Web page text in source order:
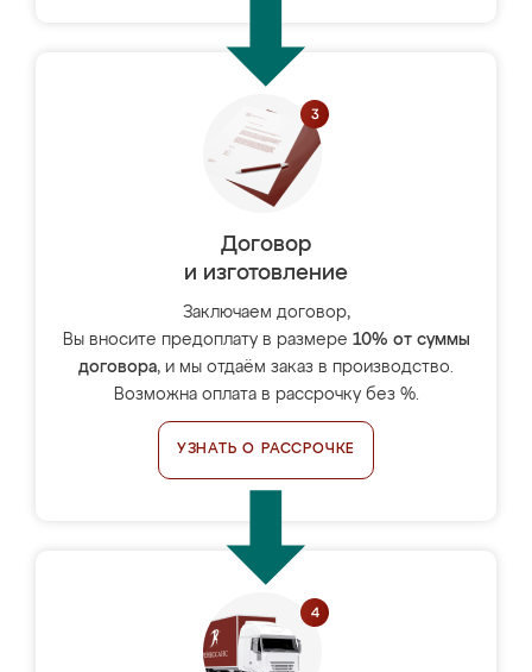
Договор
и изготовление
Заключаем договор,
Вы вносите предоплату в размере 10% от суммы
договора, и мы отдаём заказ в производство.
Возможна оплата в рассрочку без %.
УЗНАТЬ О РАССРОЧКЕ